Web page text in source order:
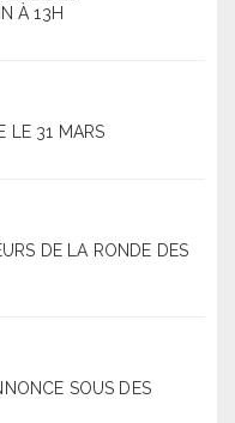
À 13H
LE 31 MARS
DE LA RONDE DES
SOUS DES